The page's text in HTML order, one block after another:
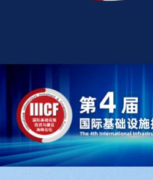
重
要